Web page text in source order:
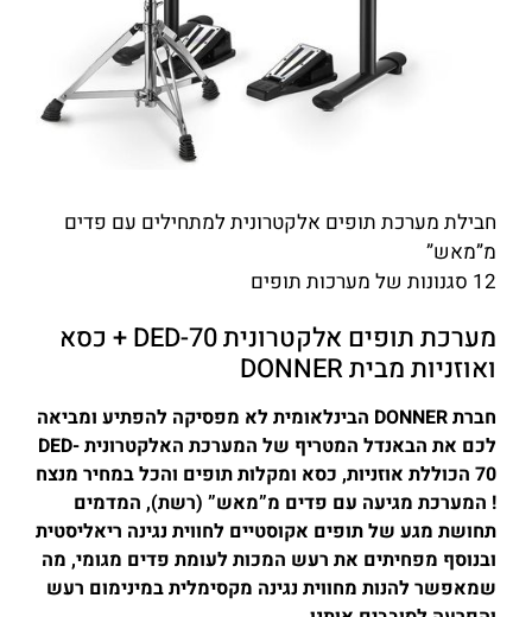
חבילת מערכת תופים אלקטרונית למתחילים עם פדים
מ”מאש”
12 סגנונות של מערכות תופים
מערכת תופים אלקטרונית DED-70 + כסא
ואוזניות מבית DONNER
חברת DONNER הבינלאומית לא מפסיקה להפתיע ומביאה
לכם את הבאנדל המטריף של המערכת האלקטרונית DED-
70 הכוללת אוזניות, כסא ומקלות תופים והכל במחיר מנצח
! המערכת מגיעה עם פדים מ”מאש” (רשת), המדמים
תחושת מגע של תופים אקוסטיים לחווית נגינה ריאליסטית
ובנוסף מפחיתים את רעש המכות לעומת פדים מגומי, מה
שמאפשר להנות מחווית נגינה מקסימלית במינימום רעש